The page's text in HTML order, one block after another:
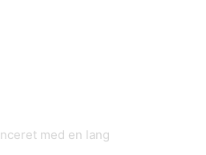
med en lang